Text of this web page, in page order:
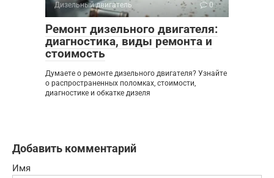
Дизельный двигатель 0
Ремонт дизельного двигателя:
диагностика, виды ремонта и
стоимость
Думаете о ремонте дизельного двигателя? Узнайте
о распространенных поломках, стоимости,
диагностике и обкатке дизеля
Добавить комментарий
Имя